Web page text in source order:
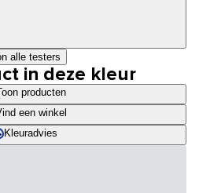
alle testers
in deze kleur
producten
een winkel
Kleuradvies